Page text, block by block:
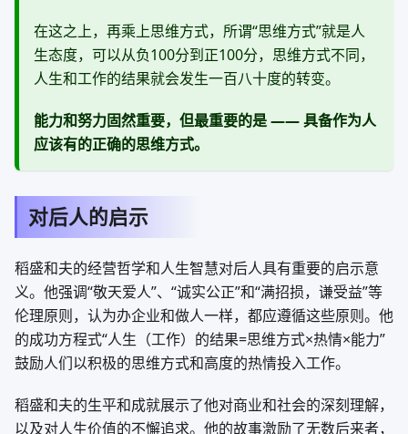
在这之上，再乘上思维方式，所谓“思维方式”就是人
生态度，可以从负100分到正100分，思维方式不同，
人生和工作的结果就会发生一百八十度的转变。
能力和努力固然重要，但最重要的是 —— 具备作为人
应该有的正确的思维方式。
对后人的启示
稻盛和夫的经营哲学和人生智慧对后人具有重要的启示意
义。他强调“敬天爱人”、“诚实公正”和“满招损，谦受益”等
伦理原则，认为办企业和做人一样，都应遵循这些原则。他
的成功方程式“人生（工作）的结果=思维方式×热情×能力”
鼓励人们以积极的思维方式和高度的热情投入工作。
稻盛和夫的生平和成就展示了他对商业和社会的深刻理解，
以及对人生价值的不懈追求。他的故事激励了无数后来者，